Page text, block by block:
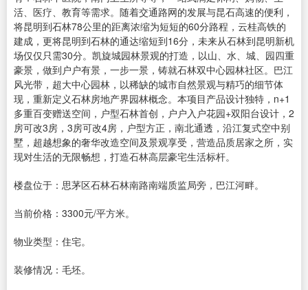
活、医疗、教育等需求。随着交通路网的发展与昆石高速的便利，
将昆明到石林78公里的距离浓缩为短短的60分路程，云桂高铁的
建成，更将昆明到石林的通达缩短到16分，未来从石林到昆明新机
场仅仅只需30分。凯旋城园林景观的打造，以山、水、城、园四重
豪景，做到户户有景，一步一景，铸就石林双中心园林社区。巴江
风光带，超大中心园林，以稀缺的城市自然景观与精巧的细节体
现，重新定义石林房地产界园林概念。本项目产品设计独特，n+1
多重百变赠送空间，户型石林首创，户户入户花园+双阳台设计，2
房可改3房，3房可改4房，户型方正，南北通透，沿江复式空中别
墅，超越想象的奢华改造空间及景观享受，营造品质居家之所，实
现对生活的无限畅想，打造石林高层豪宅生活标杆。
楼盘位于：思茅区石林石林南路南端质监局旁，巴江河畔。
当前价格：3300元/平方米。
物业类型：住宅。
装修情况：毛坯。